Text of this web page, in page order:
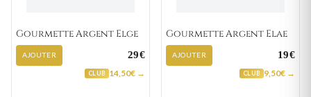
Gourmette Argent Elge
AJOUTER 29€
CLUB 14,50€ →
Gourmette Argent Elae
AJOUTER 19€
CLUB 9,50€ →